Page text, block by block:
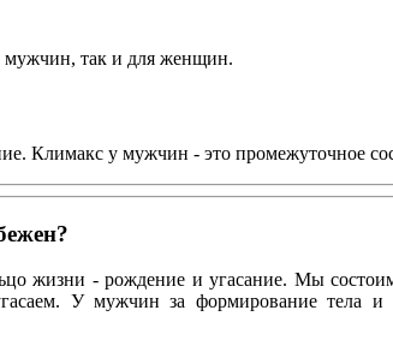
мужчин, так и для женщин.
Климакс у мужчин - это промежуточное
жизни - рождение и угасание. Мы
У мужчин за формирование тела и